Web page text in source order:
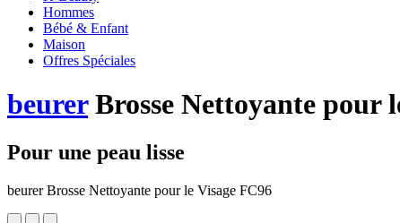
Hommes
Bébé & Enfant
Maison
Offres Spéciales
beurerBrosse Nettoyante pour
Pour une peau lisse
beurer Brosse Nettoyante pour le Visage FC96